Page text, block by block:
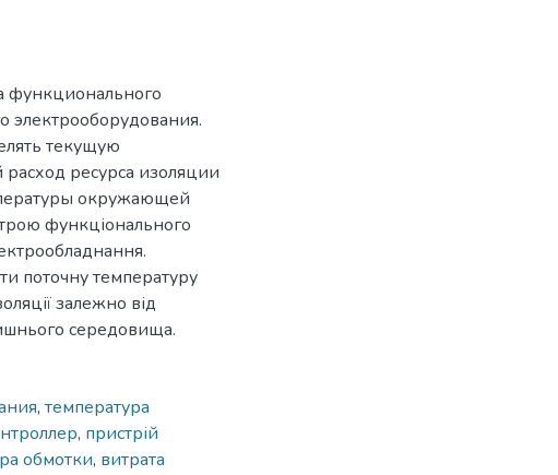
функционального
электрооборудования.
текущую
ресурса изоляции
окружающей
функціонального
поточну температуру
залежно від
середовища.
, температура
, пристрій
обмотки, витрата